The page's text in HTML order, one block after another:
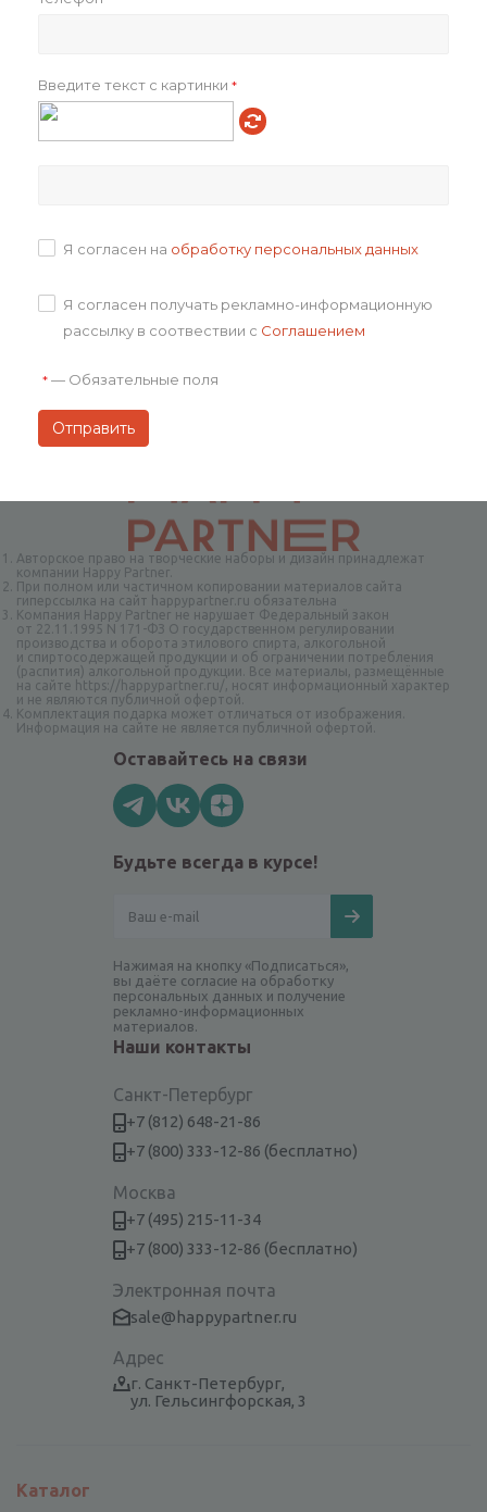
Всего товаров на складах
Как купить
Отзывы
Авторское право на творческие наборы и дизайн принадлежат
компании Happy Partner.
При полном или частичном копировании материалов сайта
гиперссылка на сайт happypartner.ru обязательна
Компания Happy Partner не нарушает Федеральный закон
от 22.11.1995 N 171-ФЗ О государственном регулировании
производства и оборота этилового спирта, алкогольной
и спиртосодержащей продукции и об ограничении потребления
(распития) алкогольной продукции. Все материалы, размещённые
на сайте https://happypartner.ru/, носят информационный характер
и не являются публичной офертой.
Комплектация подарка может отличаться от изображения.
Информация на сайте не является публичной офертой.
Оставайтесь на связи
Будьте всегда в курсе!
Нажимая на кнопку «Подписаться»,
вы даёте согласие на обработку
персональных данных и получение
рекламно-информационных
материалов.
Наши контакты
Санкт-Петербург
+7 (812) 648-21-86
+7 (800) 333-12-86 (бесплатно)
Москва
+7 (495) 215-11-34
+7 (800) 333-12-86 (бесплатно)
Электронная почта
sale@happypartner.ru
Адрес
г. Санкт-Петербург,
ул. Гельсингфорская, 3
Каталог
Введите текст с картинки *
Я согласен на обработку персональных данных
Я согласен получать рекламно-информационную
рассылку в соотвествии с Соглашением
* — Обязательные поля